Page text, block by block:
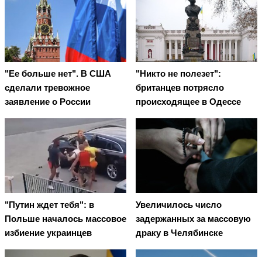
"Ее больше нет". В США
сделали тревожное
заявление о России
"Никто не полезет":
британцев потрясло
происходящее в Одессе
"Путин ждет тебя": в
Польше началось массовое
избиение украинцев
Увеличилось число
задержанных за массовую
драку в Челябинске